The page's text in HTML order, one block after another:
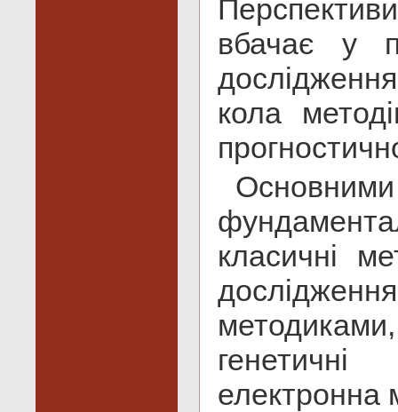
вбачає у
кола
класичні
електронна